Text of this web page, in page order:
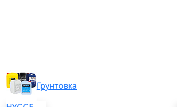
Грунтовка